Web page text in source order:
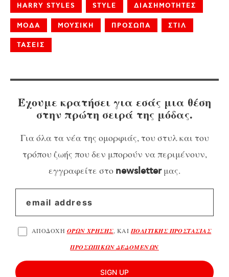
HARRY STYLES STYLE ΔΙΑΣΗΜΟΤΗΤΕΣ
ΜΟΔΑ ΜΟΥΣΙΚΗ ΠΡΟΣΩΠΑ ΣΤΙΛ
ΤΑΣΕΙΣ
Έχουμε κρατήσει για εσάς μια θέση
στην πρώτη σειρά της μόδας.
Για όλα τα νέα της ομορφιάς, του στυλ και του
τρόπου ζωής που δεν μπορούν να περιμένουν,
εγγραφείτε στο newsletterμας.
ΑΠΟΔΟΧΗ ΟΡΩΝ ΧΡΗΣΗΣ, ΚΑΙ ΠΟΛΙΤΙΚΗΣ ΠΡΟΣΤΑΣΙΑΣ
ΠΡΟΣΩΠΙΚΩΝ ΔΕΔΟΜΕΝΩΝ
SIGN UP